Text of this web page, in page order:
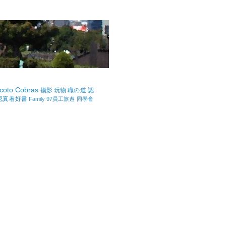
Cobras 攝影 玩物 職の道 認
真看好書 Family 97員工旅遊 同學會